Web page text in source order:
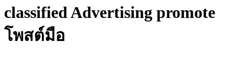
classified Advertising promote
โพสต์มือ